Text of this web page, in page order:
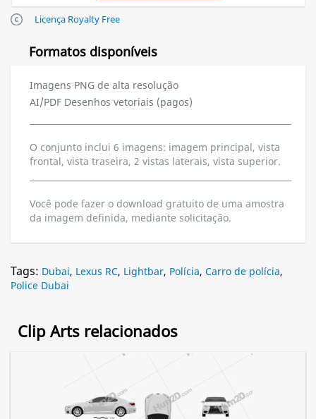
Licença Royalty Free
Formatos disponíveis
Imagens PNG de alta resolução
AI/PDF Desenhos vetoriais (pagos)
O conjunto inclui 6 imagens: imagem principal, vista
frontal, vista traseira, 2 vistas laterais, vista superior.
Você pode fazer o download gratuito de uma amostra
da imagem definida, mediante solicitação.
Tags: Dubai, Lexus RC, Lightbar, Polícia, Carro de polícia,
Police Dubai
Clip Arts relacionados